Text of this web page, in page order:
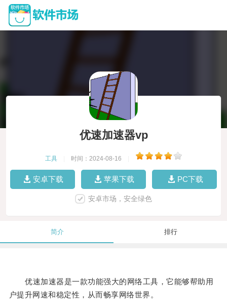
优速加速器vp
工具 时间：2024-08-16
安卓下载 苹果下载 PC下载
安卓市场，安全绿色
简介 排行
优速加速器是一款功能强大的网络工具，它能够帮助用
户提升网速和稳定性，从而畅享网络世界。